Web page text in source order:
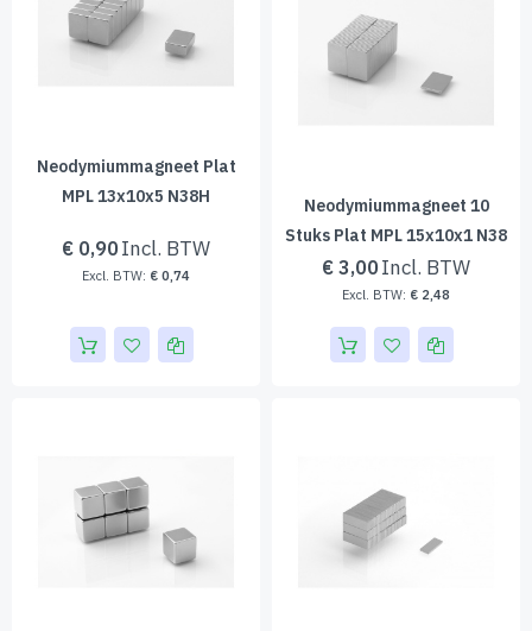
Neodymiummagneet Plat
MPL 13x10x5 N38H
€ 0,90
€ 0,74
Neodymiummagneet 10
Stuks Plat MPL 15x10x1 N38
€ 3,00
€ 2,48